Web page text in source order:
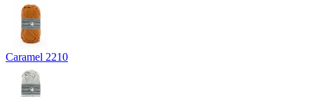
Caramel 2210